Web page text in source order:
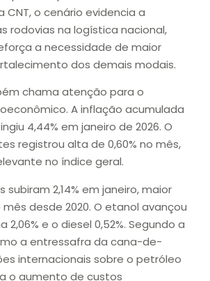
CNT, o cenário evidencia a
rodovias na logística nacional,
a necessidade de maior
dos demais modais.
chama atenção para o
A inflação acumulada
4,44% em janeiro de 2026. O
registrou alta de 0,60% no mês,
no índice geral.
subiram 2,14% em janeiro, maior
desde 2020. O etanol avançou
2,06% e o diesel 0,52%. Segundo a
a entressafra da cana-de-
internacionais sobre o petróleo
o aumento de custos